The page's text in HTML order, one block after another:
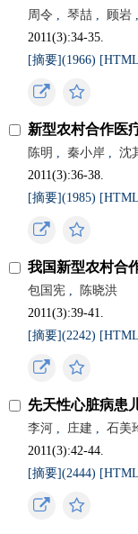
周令 , 琴喆 , 顾岩 ,
2011(3):34-35.
[摘要](1966)
新型农村合作医
陈明 , 秦小岸 ,
沈
2011(3):36-38.
[摘要](1985)
我国新型农村合
包国宪 ,
陈晓洪
2011(3):39-41.
[摘要](2242)
先天性心脏病患
李河 , 庄建 , 石美
2011(3):42-44.
[摘要](2444)